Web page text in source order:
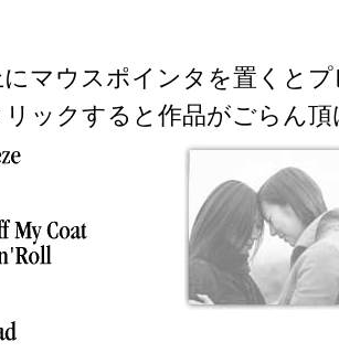
マウスポインタを置くと
ックすると作品がごらん